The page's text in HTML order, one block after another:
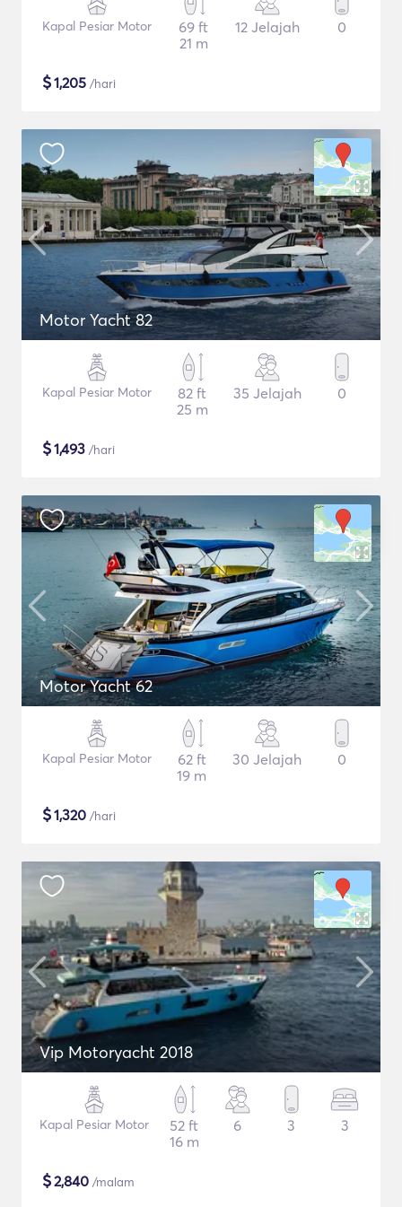
Kapal Pesiar Motor
69 ft
21 m
12 Jelajah 0
$1,205 /hari
Motor Yacht 82
Kapal Pesiar Motor
82 ft
25 m
35 Jelajah 0
$1,493 /hari
Motor Yacht 62
Kapal Pesiar Motor
62 ft
19 m
30 Jelajah 0
$1,320 /hari
Vip Motoryacht 2018
Kapal Pesiar Motor
52 ft
16 m
6 3 3
$2,840 /malam